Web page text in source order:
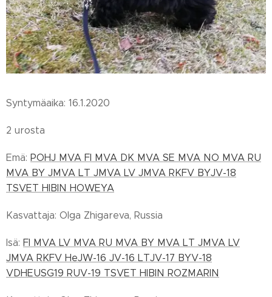
Syntymäaika: 16.1.2020
2 urosta
Emä: POHJ MVA FI MVA DK MVA SE MVA NO MVA RU
MVA BY JMVA LT JMVA LV JMVA RKFV BYJV-18
TSVET HIBIN HOWEYA
Kasvattaja: Olga Zhigareva, Russia
Isä: FI MVA LV MVA RU MVA BY MVA LT JMVA LV
JMVA RKFV HeJW-16 JV-16 LTJV-17 BYV-18
VDHEUSG19 RUV-19 TSVET HIBIN ROZMARIN